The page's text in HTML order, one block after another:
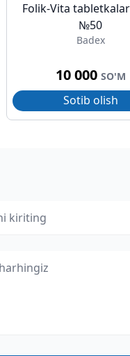
Folik-Vita
№50
Badex
10 000 SO'M
Sotib olish